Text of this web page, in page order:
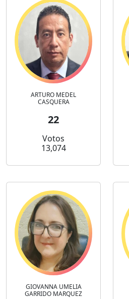
ARTURO MEDEL
CASQUERA
22
Votos
13,074
GIOVANNA UMELIA
GARRIDO MARQUEZ